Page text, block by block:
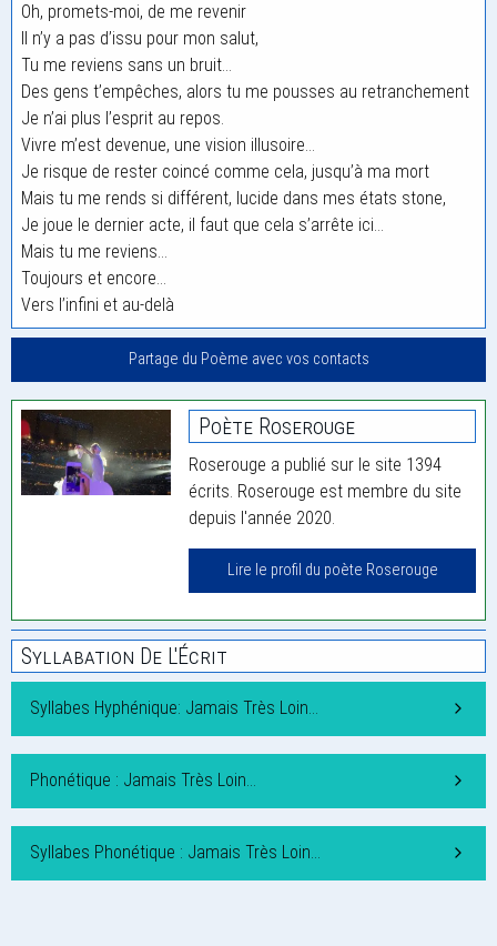
Oh, promets-moi, de me revenir
Il n’y a pas d’issu pour mon salut,
Tu me reviens sans un bruit…
Des gens t’empêches, alors tu me pousses au retranchement
Je n’ai plus l’esprit au repos.
Vivre m’est devenue, une vision illusoire…
Je risque de rester coincé comme cela, jusqu’à ma mort
Mais tu me rends si différent, lucide dans mes états stone,
Je joue le dernier acte, il faut que cela s’arrête ici…
Mais tu me reviens…
Toujours et encore…
Vers l’infini et au-delà
Partage du Poème avec vos contacts
Poète Roserouge
Roserouge a publié sur le site 1394
écrits. Roserouge est membre du site
depuis l'année 2020.
Lire le profil du poète Roserouge
Syllabation De L'Écrit
Syllabes Hyphénique: Jamais Très Loin…
Phonétique : Jamais Très Loin…
Syllabes Phonétique : Jamais Très Loin…